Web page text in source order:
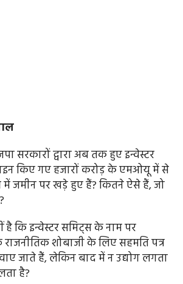
सरकारों द्वारा अब तक हुए इन्वेस्टर
किए गए हजारों करोड़ के एमओयू में से
में जमीन पर खड़े हुए हैं? कितने ऐसे हैं, जो
है कि इन्वेस्टर समिट्स के नाम पर
राजनीतिक शोबाजी के लिए सहमति पत्र
जाते हैं, लेकिन बाद में न उद्योग लगता
है?